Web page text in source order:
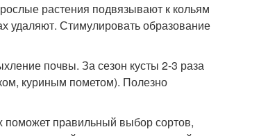
растения подвязывают к кольям
удаляют. Стимулировать образование
почвы. За сезон кусты 2-3 раза
куриным пометом). Полезно
поможет правильный выбор сортов,